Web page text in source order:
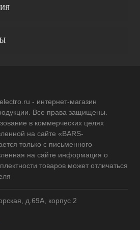
- интернет-магазин
Все права защищены.
в коммерческих целях
на сайте «BARS-
только с письменного
на сайте информация о
товаров может отличаться
д.69А, корпус 2